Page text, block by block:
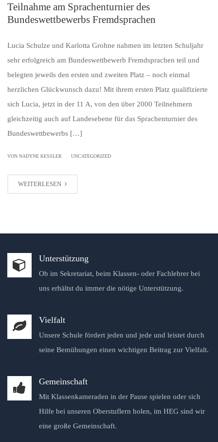
Teilnahme am Sprachenturnier des
Bundeswettbewerbs Fremdsprachen
Lucia Schulze und Karlotta Grohne nahmen im letzten Schuljahr
sehr erfolgreich am Bundeswettbewerb Fremdsprachen teil und
belegten jeweils den ersten und zweiten Platz – noch einmal
herzlichen Glückwunsch dazu! Mit ihrem ersten Platz qualifizierte
sich Lucia, jetzt in der 11 A, von den über 2000 Teilnehmern
gleichzeitig auch auf Landesebene für das Sprachenturnier des
Bundeswettbewerbs […]
VON NADYNE KESSLER UNCATEGORIZED
WEITERLESEN
Unterstützung
Ob im Sekretariat, beim Klassen- oder Fachlehrer bei
uns erhältst du immer die nötige Unterstützung.
Vielfalt
Unsere Schule fördert jeden und jede und leistet durch
seine Bemühungen einen wichtigen Beitrag zur Vielfalt.
Gemeinschaft
Mit Klassenkameraden in der Pause spielen oder sich
Hilfe bei unseren Oberstuflern holen, im HEG sind wir
eine große Gemeinschaft.